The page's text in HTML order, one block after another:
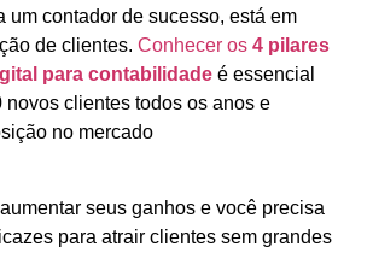
um contador de sucesso, está em
de clientes. Conhecer os 4 pilares
para contabilidade é essencial
novos clientes todos os anos e
no mercado
seus ganhos e você precisa
para atrair clientes sem grandes